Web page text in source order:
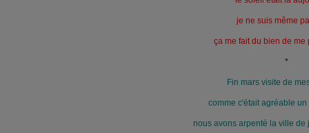
je ne suis même
ça me fait du bien de
*
Fin mars visite de
comme c'était agréable
nous avons arpenté la ville de